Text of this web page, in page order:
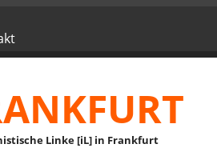
Linke [iL] in Frankfurt